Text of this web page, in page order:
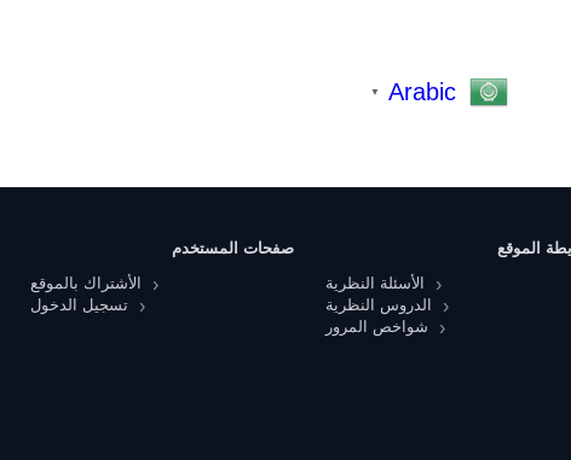
Arabic
▼
الموقع
الأسئلة النظرية
الدروس النظرية
شواخص المرور
صفحات المستخدم
الأشتراك بالموقع
تسجيل الدخول